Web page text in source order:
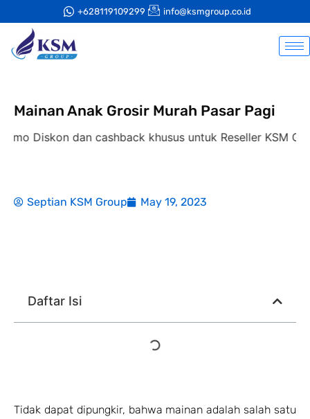
+628119109299 info@ksmgroup.co.id
Mainan Anak Grosir Murah Pasar Pagi
Diskon dan cashback khusus untuk Reseller KSM
Septian KSM Group May 19, 2023
Daftar Isi
Tidak dapat dipungkir, bahwa mainan adalah salah satu